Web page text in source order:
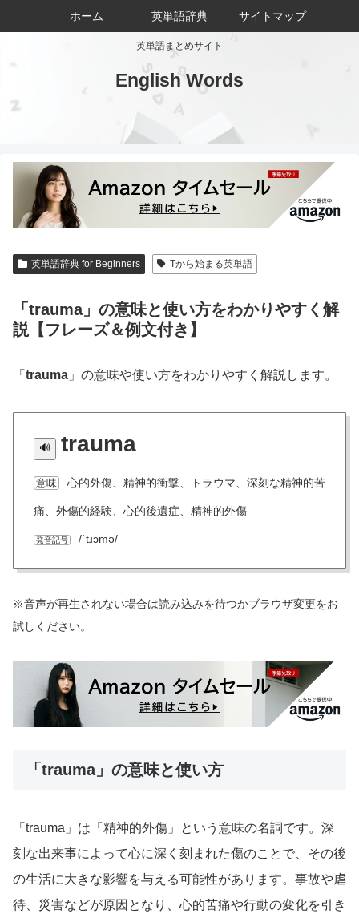
英単語まとめサイト
English Words
ホーム 英単語辞典 サイトマップ
英単語辞典 for Beginners Tから始まる英単語
「trauma」の意味と使い方をわかりやすく解
説【フレーズ＆例文付き】
「 trauma 」の意味や使い方をわかりやすく解説します。
trauma
意味 心的外傷、精神的衝撃、トラウマ、深刻な精神的苦
痛、外傷的経験、心的後遺症、精神的外傷
発音記号 /ˈtɹɔmə/
※音声が再生されない場合は読み込みを待つかブラウザ変更をお
試しください。
「trauma」の意味と使い方
「trauma」は「精神的外傷」という意味の名詞です。深
刻な出来事によって心に深く刻まれた傷のことで、その後
の生活に大きな影響を与える可能性があります。事故や虐
待、災害などが原因となり、心的苦痛や行動の変化を引き